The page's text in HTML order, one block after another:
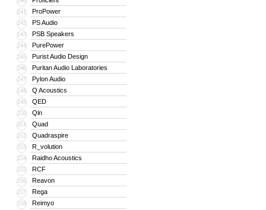
241 ProPower
242 PS Audio
243 PSB Speakers
244 PurePower
245 Purist Audio Design
246 Puritan Audio Laboratories
247 Pylon Audio
248 Q Acoustics
249 QED
250 Qln
251 Quad
252 Quadraspire
253 R_volution
254 Raidho Acoustics
255 RCF
256 Reavon
257 Rega
258 Reimyo